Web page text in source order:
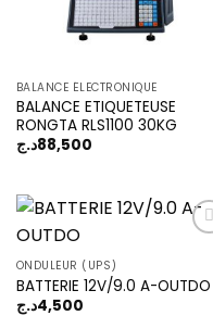
BALANCE ÉLECTRONIQUE
BALANCE ETIQUETEUSE
RONGTA RLS1100 30KG
88,500د.ج
Add to
ONDULEUR (UPS)
BATTERIE 12V/9.0 A-OUTDO
4,500د.ج